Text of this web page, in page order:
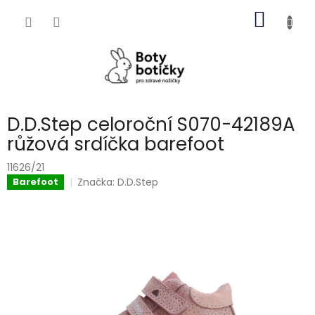
KOŠÍK
D.D.Step celoroční S070-42189A
růžová srdíčka barefoot
11626/21
Barefoot Značka:D.D.Step